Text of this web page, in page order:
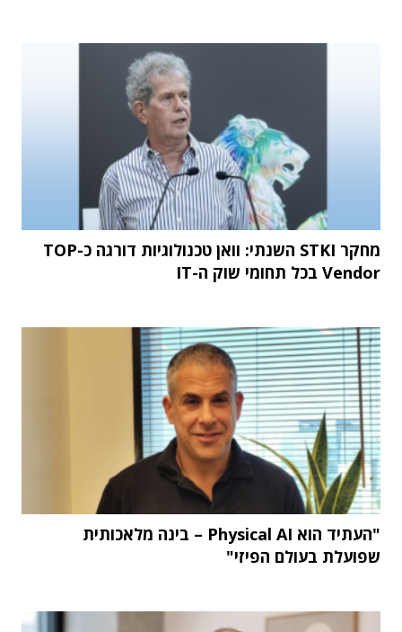
מחקר STKI השנתי: וואן טכנולוגיות דורגה כ-TOP
Vendor בכל תחומי שוק ה-IT
"העתיד הוא Physical AI – בינה מלאכותית
שפועלת בעולם הפיזי"